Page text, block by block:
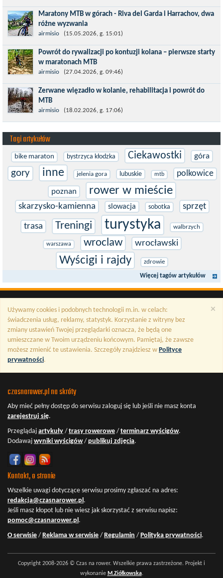
wymagający etap i cel pierwszej części sezonu: Puchar Świata w
maratonie MTB w Dolomitach...
Maratony MTB w górach - Riva del Garda i Harrachov, dwa
różne wyzwania
Maj to idealny czas, by z płaskich i szybkich wyścigów przejść do
znacznie bardziej ambitnych wyzwań, jakimi są górskie wyścigi
MTB....
airmisio (15.05.2026, g. 15:01)
Powrót do rywalizacji po kontuzji kolana – pierwsze starty
w maratonach MTB
Prawdziwym testem po kontuzji kolana i uszkodzeniu więzadeł
jest powrót do sportowej rywalizacji. Podczas zawodów znikają
bariery,...
airmisio (27.04.2026, g. 09:46)
Zerwane więzadło w kolanie, rehabilitacja i powrót do
MTB
W sporcie nie ma kalkulacji, niezależnie od stopnia
zaawansowania. Trenujesz, startujesz w zawodach i chcesz po
prostu oddać się grze, dać z siebie...
airmisio (18.02.2026, g. 17:06)
Tagi artykułów
bike maraton bystrzyca kłodzka Ciekawostki góra
gory inne jelenia gora lubuskie mtb polkowice
poznan rower w mieście
skarzysko-kamienna slowacja sobotka sprzęt
trasa Treningi turystyka walbrzych
warszawa wroclaw wrocławski
Wyścigi i rajdy zdrowie
Więcej tagów artykułów
×
Używamy cookies i podobnych technologii m.in. w celach:
świadczenia usług, reklamy, statystyk. Korzystanie z witryny bez
zmiany ustawień Twojej przeglądarki oznacza, że będą one
umieszczane w Twoim urządzeniu końcowym. Pamiętaj, że zawsze
możesz zmienić te ustawienia. Szczegóły znajdziesz w Polityce
prywatności.
czasnarower.pl na skróty
Aby mieć pełny dostęp do serwisu zaloguj się lub jeśli nie masz konta
zarejestruj się.
Przeglądaj artykuły / trasy rowerowe / terminarz wyścigów.
Dodawaj wyniki wyścigów/ publikuj zdjęcia.
Kontakt, o stronie
Wszelkie uwagi dotyczące serwisu prosimy zgłaszać na adres:
redakcja@czasnarower.pl .
Jeśli masz kłopot lub nie wiesz jak skorzystać z serwisu napisz:
pomoc@czasnarower.pl .
O serwisie / Reklama w serwisie / Regulamin / Polityka prywatności.
Copyright 2008-2026 © Czas na rower. Wszelkie prawa zastrzeżone. Projekt i
wykonanie M.Ziółkowska.